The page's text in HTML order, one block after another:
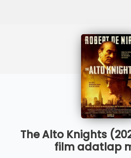
The Alto Knights
film adatlap